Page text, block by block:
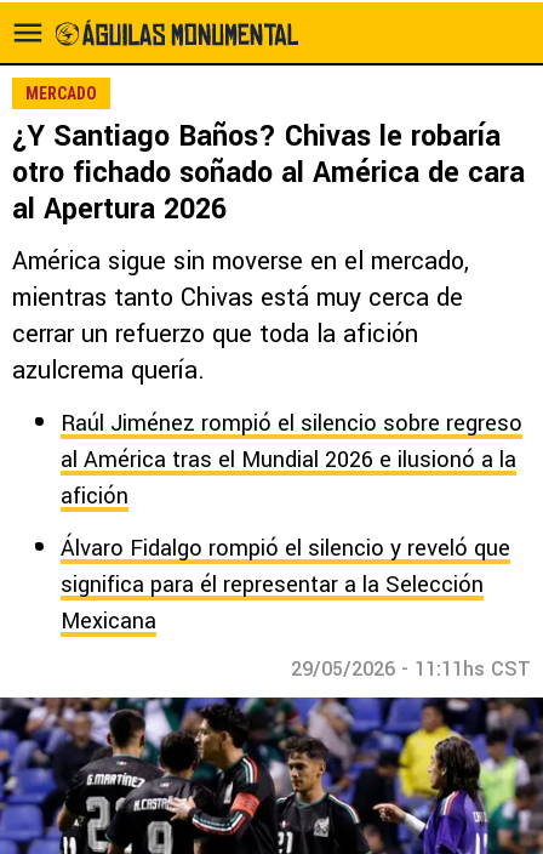
MERCADO
¿Y Santiago Baños? Chivas le robaría
otro fichado soñado al América de cara
al Apertura 2026
América sigue sin moverse en el mercado,
mientras tanto Chivas está muy cerca de
cerrar un refuerzo que toda la afición
azulcrema quería.
Raúl Jiménez rompió el silencio sobre regreso
al América tras el Mundial 2026 e ilusionó a la
afición
Álvaro Fidalgo rompió el silencio y reveló que
significa para él representar a la Selección
Mexicana
29/05/2026 - 11:11hs CST